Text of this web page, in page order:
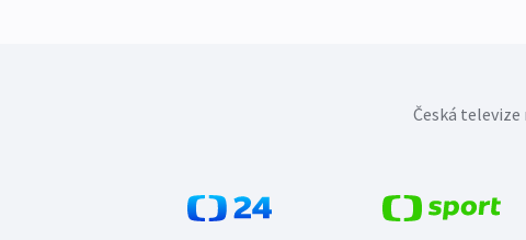
Česká